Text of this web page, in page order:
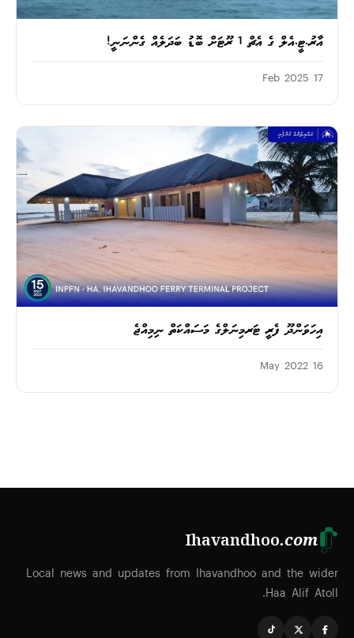
އާރު.ޓީ.އެލް ގެ އެޗް 1 ރޫޓަށް ބޮޑު ބަދަލެއް ގެންނަނީ!
17 Feb 2025
އިހަވަންދޫ ފެރީ ޓަރމިނަލްގެ މަސައްކަތް ނިމިއްޖެ
16 May 2022
Ihavandhoo.com
Local news and updates from Ihavandhoo and the wider
Haa Alif Atoll.